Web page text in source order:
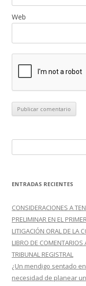
Web
u
c
r
:
ENTRADAS RECIENTES
CONSIDERACIONES A
PRELIMINAR EN EL
LITIGACIÓN ORAL DE LA
LIBRO DE COMENTARIOS
TRIBUNAL REGISTRAL
¿Un mendigo sentado
necesidad de planear